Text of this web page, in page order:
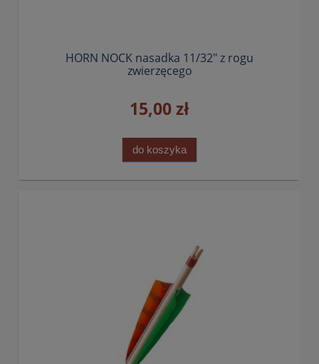
HORN NOCK nasadka 11/32" z rogu
zwierzęcego
15,00 zł
do koszyka